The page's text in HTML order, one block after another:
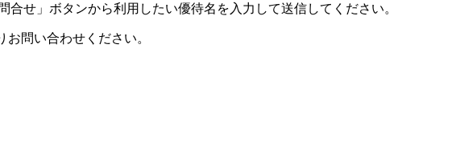
せ」ボタンから利用したい優待名を入力して送信してください。
問い合わせください。